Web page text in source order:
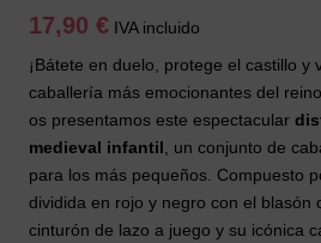
17,90 € IVA incluido
¡Bátete en duelo, protege el castillo y
caballería más emocionantes del
os presentamos este espectacular
medieval infantil , un conjunto de
para los más pequeños. Compuesto
dividida en rojo y negro con el blasón
cinturón de lazo a juego y su icónica